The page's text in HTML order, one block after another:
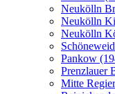
Neukölln
Neukölln
Neukölln
Pankow
Prenzlauer
Mitte